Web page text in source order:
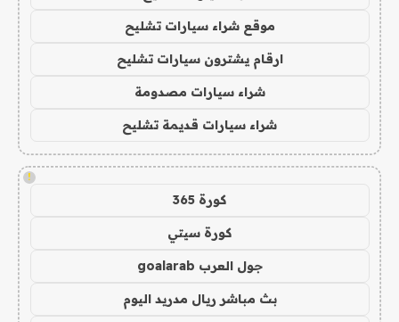
موقع شراء سيارات تشليح
ارقام يشترون سيارات تشليح
شراء سيارات مصدومة
شراء سيارات قديمة تشليح
!
كورة 365
كورة سيتي
جول العرب goalarab
بث مباشر ريال مدريد اليوم